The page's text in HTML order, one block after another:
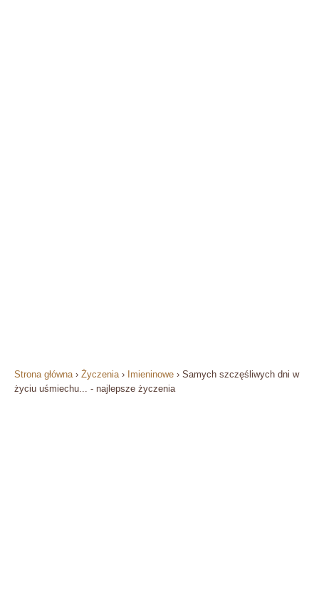
Strona główna › Życzenia › Imieninowe › Samych szczęśliwych dni w
życiu uśmiechu... - najlepsze życzenia